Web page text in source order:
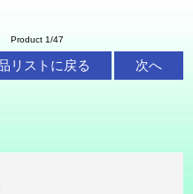
Product 1/47
リストに戻る 次へ